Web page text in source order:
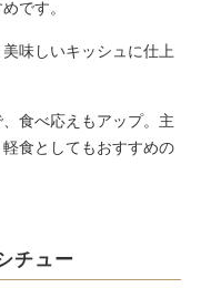
です。
味しいキッシュに仕上
食べ応えもアップ。主
食としてもおすすめの
チュー